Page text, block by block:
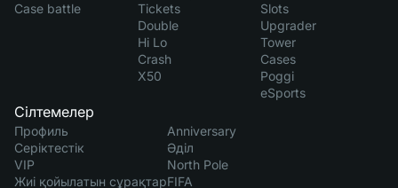
Case battle
Tickets
Double
Hi Lo
Crash
X50
Slots
Upgrader
Tower
Cases
Poggi
eSports
Сілтемелер
Профиль
Серіктестік
VIP
Жиі қойылатын сұрақтар
Anniversary
Әділ
North Pole
FIFA